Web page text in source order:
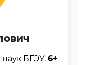
БГЭУ. 6+